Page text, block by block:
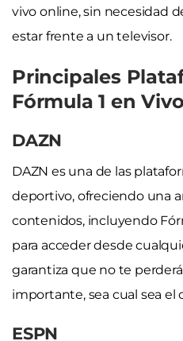
vivo online, sin necesidad
estar frente a un televisor.
Principales
Fórmula 1 en Vivo
DAZN
DAZN es una de las
deportivo, ofreciendo una
contenidos, incluyendo
para acceder desde
garantiza que no te
importante, sea cual sea el
ESPN